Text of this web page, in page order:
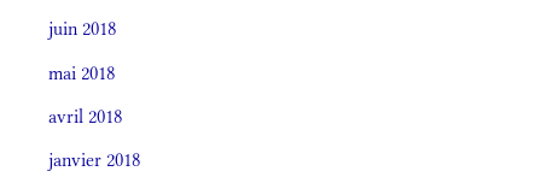
juin 2018
mai 2018
avril 2018
janvier 2018